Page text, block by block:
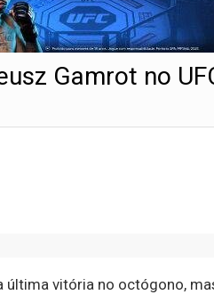
Gamrot no
vitória no octógono,